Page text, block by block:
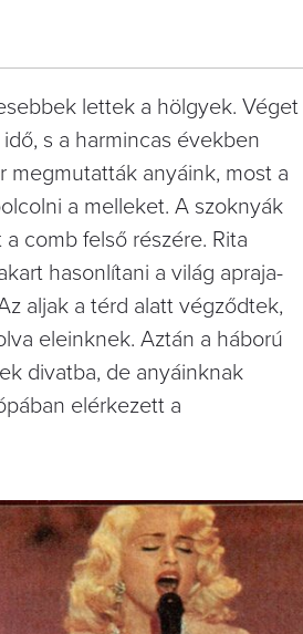
lettek a hölgyek. Véget
s a harmincas években
megmutatták anyáink, most a
a melleket. A szoknyák
comb felső részére. Rita
hasonlítani a világ apraja-
aljak a térd alatt végződtek,
eleinknek. Aztán a háború
divatba, de anyáinknak
elérkezett a